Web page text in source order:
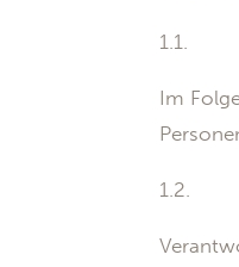
1.1.
Im
1.2.